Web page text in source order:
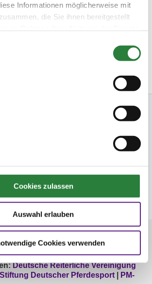
Informationen möglicherweise mit
die Sie ihnen bereitgestellt
Cookies zulassen
Auswahl erlauben
Cookies verwenden
online erklären.
FNverlag
Vereinigung e.V. -
Pferdesport und Pferdezucht 1996 -
Deutsche Reiterliche Vereinigung
Stiftung Deutscher Pferdesport
PM-